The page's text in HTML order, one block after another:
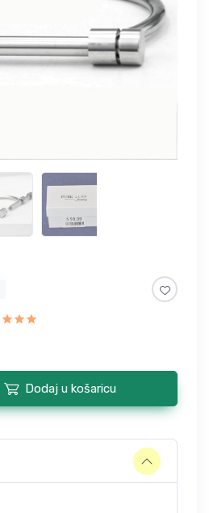
Dodaj u košaricu